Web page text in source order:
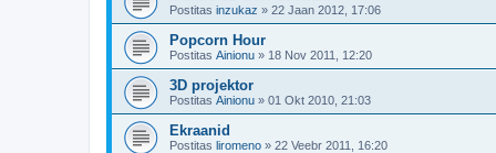
Postitas inzukaz » 22 Jaan 2012, 17:06
Popcorn Hour
Postitas Ainionu » 18 Nov 2011, 12:20
3D projektor
Postitas Ainionu » 01 Okt 2010, 21:03
Ekraanid
Postitas liromeno » 22 Veebr 2011, 16:20